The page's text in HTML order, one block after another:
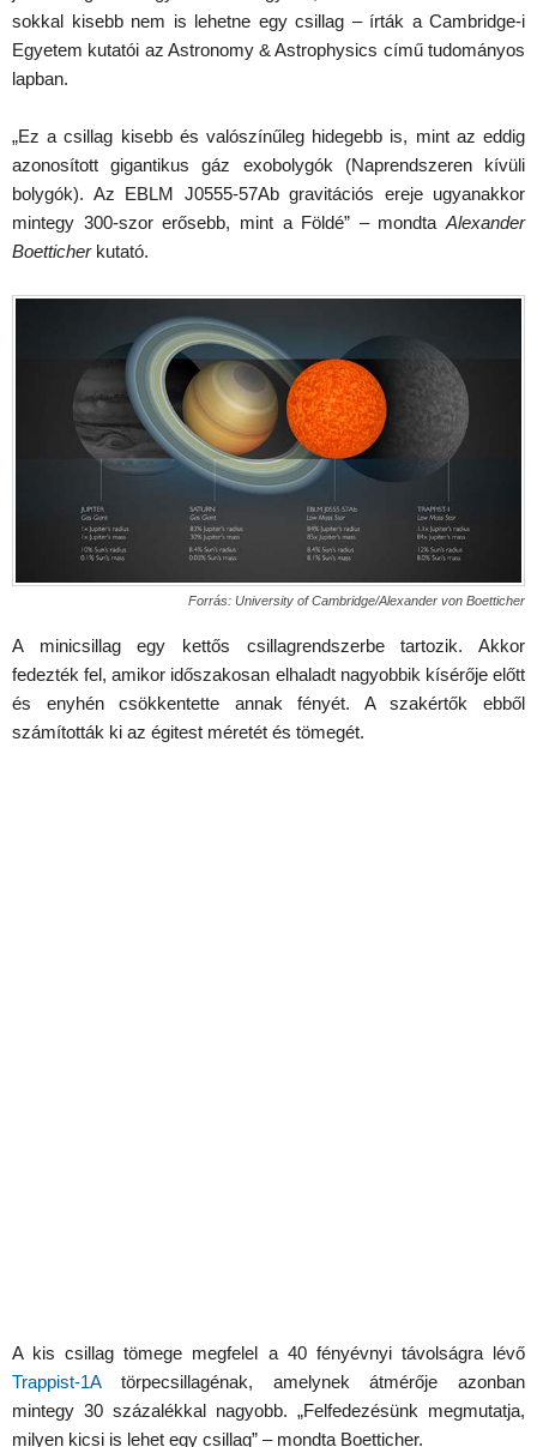
sokkal kisebb nem is lehetne egy csillag – írták a Cambridge-i
Egyetem kutatói az Astronomy & Astrophysics című tudományos
lapban.
„Ez a csillag kisebb és valószínűleg hidegebb is, mint az eddig
azonosított gigantikus gáz exobolygók (Naprendszeren kívüli
bolygók). Az EBLM J0555-57Ab gravitációs ereje ugyanakkor
mintegy 300-szor erősebb, mint a Földé” – mondta Alexander
Boetticherkutató.
Forrás: University of Cambridge/Alexander von Boetticher
A minicsillag egy kettős csillagrendszerbe tartozik. Akkor
fedezték fel, amikor időszakosan elhaladt nagyobbik kísérője előtt
és enyhén csökkentette annak fényét. A szakértők ebből
számították ki az égitest méretét és tömegét.
A kis csillag tömege megfelel a 40 fényévnyi távolságra lévő
Trappist-1Atörpecsillagénak, amelynek átmérője azonban
mintegy 30 százalékkal nagyobb. „Felfedezésünk megmutatja,
milyen kicsi is lehet egy csillag” – mondta Boetticher.